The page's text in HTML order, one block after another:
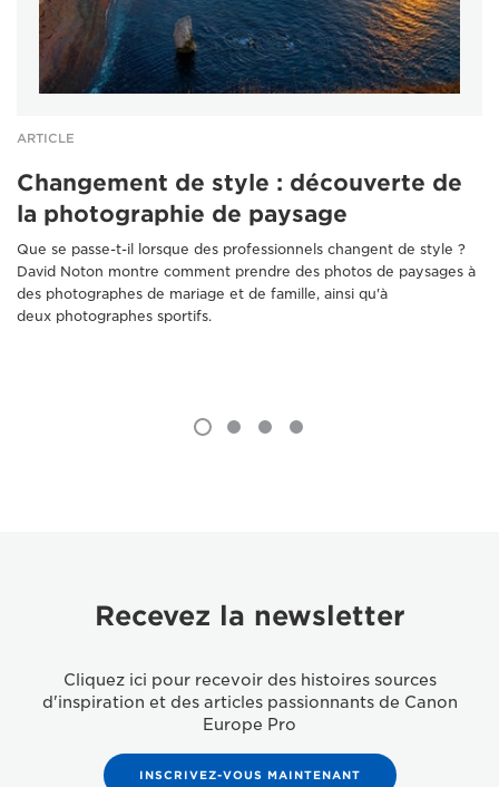
ARTICLE
Changement de style : découverte de
la photographie de paysage
Que se passe-t-il lorsque des professionnels changent de style ?
David Noton montre comment prendre des photos de paysages à
des photographes de mariage et de famille, ainsi qu'à
deux photographes sportifs.
Recevez la newsletter
Cliquez ici pour recevoir des histoires sources
d'inspiration et des articles passionnants de Canon
Europe Pro
INSCRIVEZ-VOUS MAINTENANT